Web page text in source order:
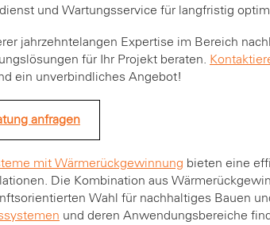
und Wartungsservice für langfristig
jahrzehntelangen Expertise im Bereich
für Ihr Projekt beraten.
ein unverbindliches Angebot!
anfragen
mit Wärmerückgewinnung bieten eine
Die Kombination aus
Wahl für nachhaltiges Bauen
und deren Anwendungsbereiche